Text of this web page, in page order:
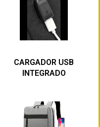
CARGADOR USB
INTEGRADO